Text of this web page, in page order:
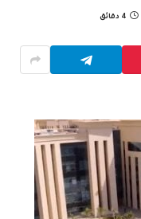
4 دقائق